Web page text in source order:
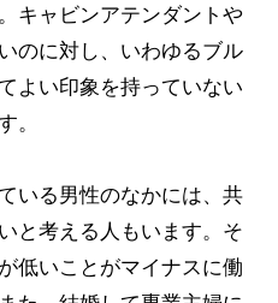
キャビンアテンダントや
のに対し、いわゆるブル
よい印象を持っていない
。
いる男性のなかには、共
と考える人もいます。そ
低いことがマイナスに働